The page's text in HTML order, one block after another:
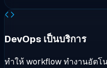
DevOps เป็นบริการ
ทำให้ workflow ทำงานอัตโ